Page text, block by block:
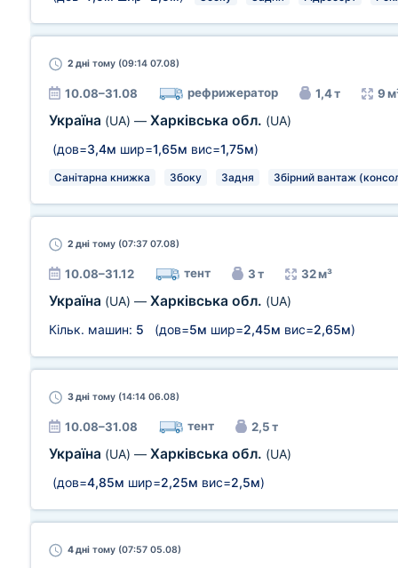
2 дні тому (09:14 07.08)
10.08–31.08 рефрижератор 1,4 т 9
Україна (UA) — Харківська обл. (UA)
(дов=3,4м шир=1,65м вис=1,75м)
Санітарна книжка Збоку Задня Збірний вантаж
2 дні тому (07:37 07.08)
10.08–31.12 тент 3 т 32 м³
Україна (UA) — Харківська обл. (UA)
Кільк. машин: 5 (дов=5м шир=2,45м вис=2,65м)
3 дні тому (14:14 06.08)
10.08–31.08 тент 2,5 т
Україна (UA) — Харківська обл. (UA)
(дов=4,85м шир=2,25м вис=2,5м)
4 дні тому (07:57 05.08)